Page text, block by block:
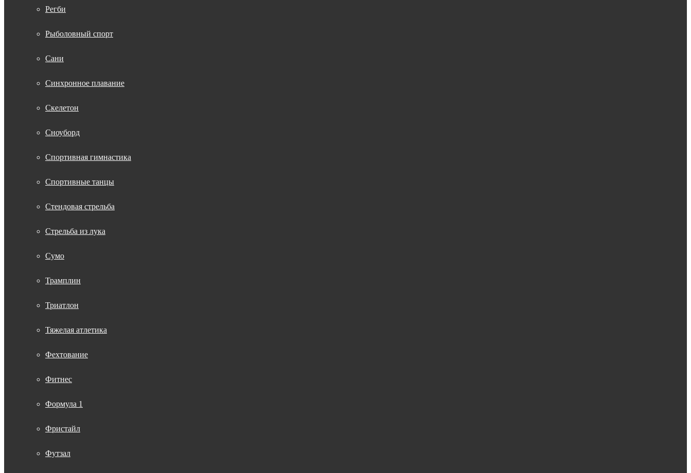
Регби
Рыболовный спорт
Сани
Синхронное плавание
Скелетон
Сноуборд
Спортивная гимнастика
Спортивные танцы
Стендовая стрельба
Стрельба из лука
Сумо
Трамплин
Триатлон
Тяжелая атлетика
Фехтование
Фитнес
Формула 1
Фристайл
Футзал